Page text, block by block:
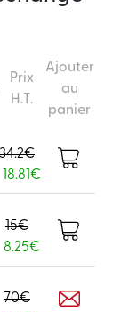
Prix
H.T.
Ajouter
au
panier
34.2€
18.81€
15€
8.25€
70€